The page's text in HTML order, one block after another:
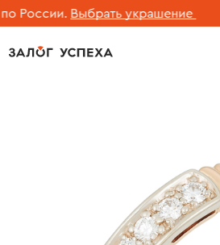
России. Выбрать украшение